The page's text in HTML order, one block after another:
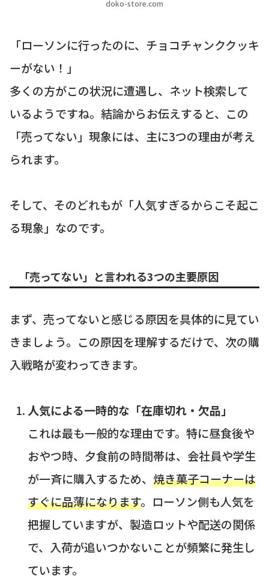
doko-store.com
「ローソンに行ったのに、チョコチャンククッキ
ーがない！」
多くの方がこの状況に遭遇し、ネット検索して
いるようですね。結論からお伝えすると、この
「売ってない」現象には、主に3つの理由が考え
られます。
そして、そのどれもが「人気すぎるからこそ起こ
る現象」なのです。
「売ってない」と言われる3つの主要原因
まず、売ってないと感じる原因を具体的に見てい
きましょう。この原因を理解するだけで、次の購
入戦略が変わってきます。
人気による一時的な「在庫切れ・欠品」
これは最も一般的な理由です。特に昼食後や
おやつ時、夕食前の時間帯は、会社員や学生
が一斉に購入するため、 焼き菓子コーナーは
すぐに品薄になります。ローソン側も人気を
把握していますが、製造ロットや配送の関係
で、入荷が追いつかないことが頻繁に発生し
ています。